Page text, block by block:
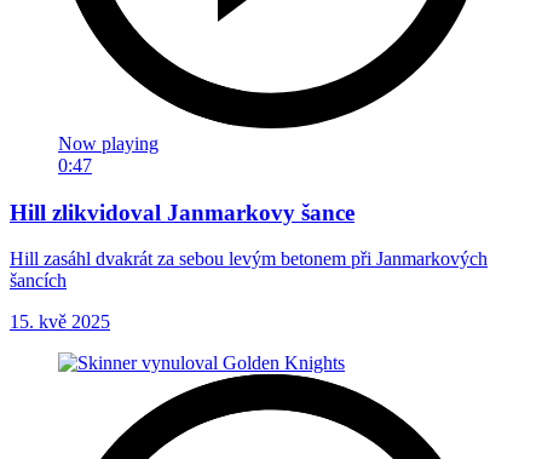
Now playing
0:47
Hill zlikvidoval Janmarkovy šance
Hill zasáhl dvakrát za sebou levým betonem při Janmarkových
šancích
15. kvě 2025